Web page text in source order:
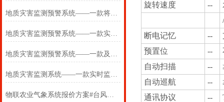
地质灾害监测预警系统——一款将门无犬子的大坝安全监测站
地质灾害监测预警系统——一款实实在在的地质灾害监测仪器设备
地质灾害监测预警系统——一款及时预警的自然灾害监测预警系统
地质灾害监测系统——一款实时监测滑石坡的地质灾害监测预警系统
物联农业气象系统报价方案#台风新闻
旋转速度
--
断电记忆
--
预置位
--
自动扫描
--
自动巡航
--
通讯协议
--